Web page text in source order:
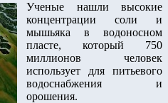
Ученые нашли высокие
концентрации соли и
мышьяка в водоносном
пласте, который 750
миллионов человек
использует для питьевого
водоснабжения и
орошения.